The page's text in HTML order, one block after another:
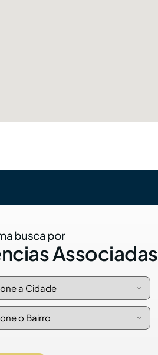
busca por
Associadas